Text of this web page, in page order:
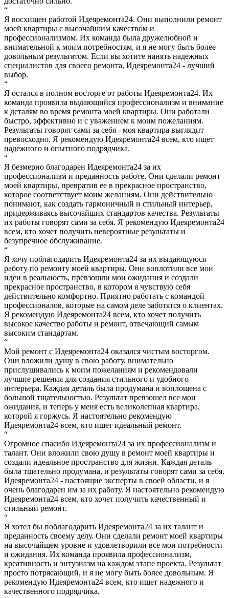
“
Я восхищен работой Идеяремонта24. Они выполнили ремонт
моей квартиры с высочайшим качеством и
профессионализмом. Их команда была дружелюбной и
внимательной к моим потребностям, и я не могу быть более
довольным результатом. Если вы хотите нанять надежных
специалистов для своего ремонта, Идеяремонта24 - лучший
выбор.
“
Я остался в полном восторге от работы Идеяремонта24. Их
команда проявила выдающийся профессионализм и внимание
к деталям во время ремонта моей квартиры. Они работали
быстро, эффективно и с уважением к моим пожеланиям.
Результаты говорят сами за себя - моя квартира выглядит
превосходно. Я рекомендую Идеяремонта24 всем, кто ищет
надежного и опытного подрядчика.
“
Я безмерно благодарен Идеяремонта24 за их
профессионализм и преданность работе. Они сделали ремонт
моей квартиры, превратив ее в прекрасное пространство,
которое соответствует моим желаниям. Они действительно
понимают, как создать гармоничный и стильный интерьер,
придерживаясь высочайших стандартов качества. Результаты
их работы говорят сами за себя. Я рекомендую Идеяремонта24
всем, кто хочет получить невероятные результаты и
безупречное обслуживание.
“
Я хочу поблагодарить Идеяремонта24 за их выдающуюся
работу по ремонту моей квартиры. Они воплотили все мои
идеи в реальность, превзошли мои ожидания и создали
прекрасное пространство, в котором я чувствую себя
действительно комфортно. Приятно работать с командой
профессионалов, которые на самом деле заботятся о клиентах.
Я рекомендую Идеяремонта24 всем, кто хочет получить
высокое качество работы и ремонт, отвечающий самым
высоким стандартам.
“
Мой ремонт с Идеяремонта24 оказался чистым восторгом.
Они вложили душу в свою работу, внимательно
прислушивались к моим пожеланиям и рекомендовали
лучшие решения для создания стильного и удобного
интерьера. Каждая деталь была продумана и воплощена с
большой тщательностью. Результат превзошел все мои
ожидания, и теперь у меня есть великолепная квартира,
которой я горжусь. Я настоятельно рекомендую
Идеяремонта24 всем, кто ищет идеальный ремонт.
“
Огромное спасибо Идеяремонта24 за их профессионализм и
талант. Они вложили свою душу в ремонт моей квартиры и
создали идеальное пространство для жизни. Каждая деталь
была тщательно продумана, и результаты говорят сами за себя.
Идеяремонта24 - настоящие эксперты в своей области, и я
очень благодарен им за их работу. Я настоятельно рекомендую
Идеяремонта24 всем, кто хочет получить качественный и
стильный ремонт.
“
Я хотел бы поблагодарить Идеяремонта24 за их талант и
преданность своему делу. Они сделали ремонт моей квартиры
на высочайшем уровне и удовлетворили все мои потребности
и ожидания. Их команда проявила профессионализм,
креативность и энтузиазм на каждом этапе проекта. Результат
просто потрясающий, и я не могу быть более довольным. Я
рекомендую Идеяремонта24 всем, кто ищет надежного и
качественного подрядчика.